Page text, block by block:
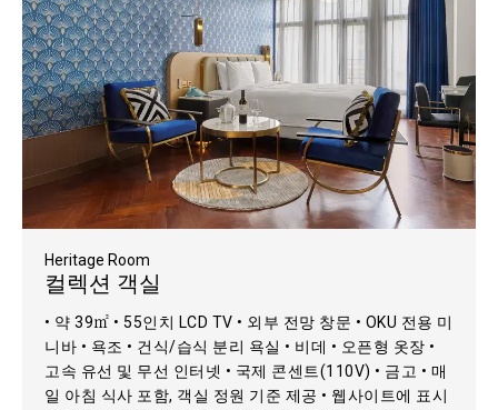
Heritage Room
컬렉션 객실
• 약 39㎡ • 55인치 LCD TV • 외부 전망 창문 • OKU 전용 미
니바 • 욕조 • 건식/습식 분리 욕실 • 비데 • 오픈형 옷장 •
고속 유선 및 무선 인터넷 • 국제 콘센트(110V) • 금고 • 매
일 아침 식사 포함, 객실 정원 기준 제공 • 웹사이트에 표시